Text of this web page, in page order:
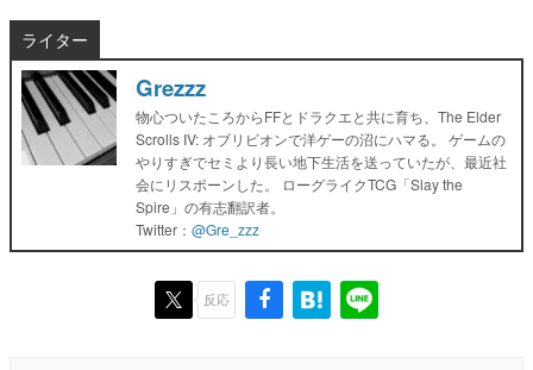
ライター
Grezzz
物心ついたころからFFとドラクエと共に育ち、The Elder
Scrolls IV: オブリビオンで洋ゲーの沼にハマる。 ゲームの
やりすぎでセミより長い地下生活を送っていたが、最近社
会にリスポーンした。 ローグライクTCG「Slay the
Spire」の有志翻訳者。
Twitter： @Gre_zzz
反応